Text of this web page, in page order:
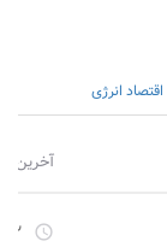
اقتصاد انرژی
آخرین
access_time ۲۴۵۲